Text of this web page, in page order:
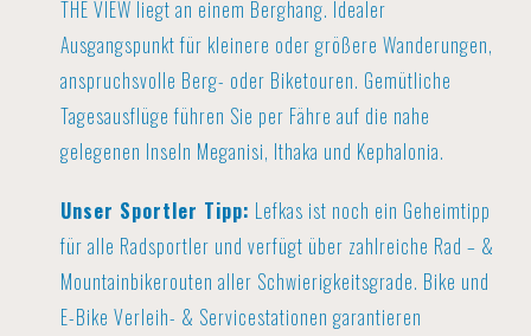
THE VIEW liegt an einem Berghang. Idealer
Ausgangspunkt für kleinere oder größere Wanderungen,
anspruchsvolle Berg- oder Biketouren. Gemütliche
Tagesausflüge führen Sie per Fähre auf die nahe
gelegenen Inseln Meganisi, Ithaka und Kephalonia.
Unser Sportler Tipp: Lefkas ist noch ein Geheimtipp
für alle Radsportler und verfügt über zahlreiche Rad – &
Mountainbikerouten aller Schwierigkeitsgrade. Bike und
E-Bike Verleih- & Servicestationen garantieren